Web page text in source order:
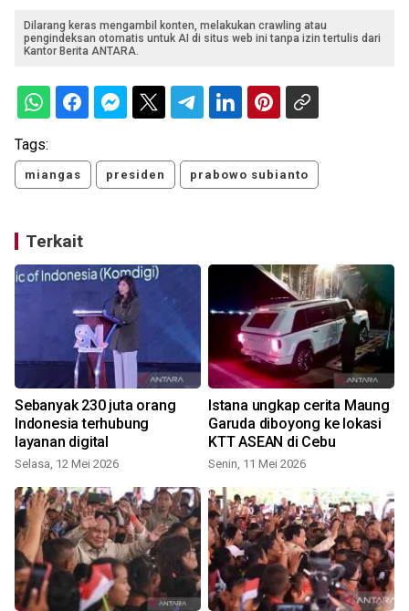
Dilarang keras mengambil konten, melakukan crawling atau
pengindeksan otomatis untuk AI di situs web ini tanpa izin tertulis dari
Kantor Berita ANTARA.
Tags:
miangas presiden prabowo subianto
Terkait
Sebanyak 230 juta orang
Indonesia terhubung
layanan digital
Selasa, 12 Mei 2026
Istana ungkap cerita Maung
Garuda diboyong ke lokasi
KTT ASEAN di Cebu
Senin, 11 Mei 2026